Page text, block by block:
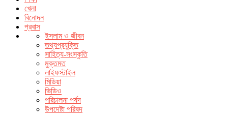
খেলা
বিনোদন
প্রবাস
ইসলাম ও জীবন
তথ্যপ্রযুক্তি
সাহিত্য-সংস্কৃতি
মুক্তমত
লাইফস্টাইল
মিডিয়া
ভিডিও
পরিচালনা পর্ষদ
উপদেষ্টা পরিষদ